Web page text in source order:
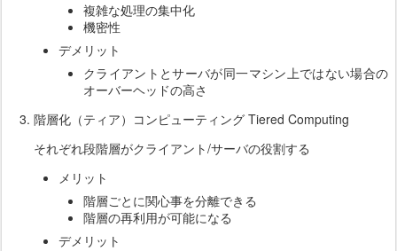
複雑な処理の集中化
機密性
デメリット
クライアントとサーバが同一マシン上ではない場合の
オーバーヘッドの高さ
階層化（ティア）コンピューティング Tiered Computing
それぞれ段階層がクライアント/サーバの役割する
メリット
階層ごとに関心事を分離できる
階層の再利用が可能になる
デメリット